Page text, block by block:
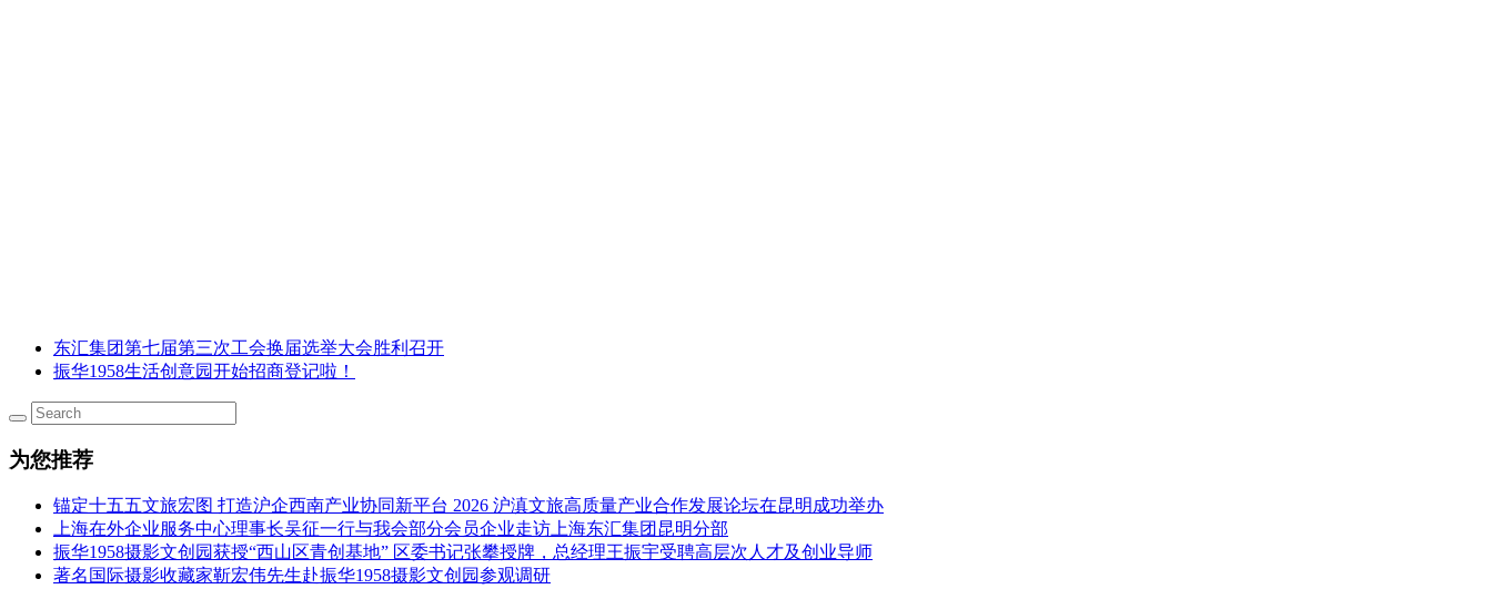
东汇集团第七届第三次工会换届选举大会胜利召开
振华1958生活创意园开始招商登记啦！
为您推荐
锚定十五五文旅宏图 打造沪企西南产业协同新平台 2026 沪滇文旅高质量产业合作发展论坛在昆明成功举办
上海在外企业服务中心理事长吴征一行与我会部分会员企业走访上海东汇集团昆明分部
振华1958摄影文创园获授“西山区青创基地” 区委书记张攀授牌，总经理王振宇受聘高层次人才及创业导师
著名国际摄影收藏家靳宏伟先生赴振华1958摄影文创园参观调研